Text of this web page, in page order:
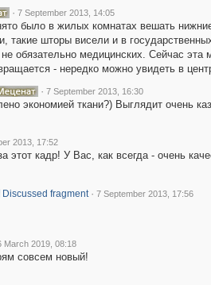
· 7 September 2013, 14:05
было в жилых комнатах вешать
такие шторы висели и в
обязательно медицинских. Сейчас эта
- нередко можно увидеть в
· 7 September 2013, 16:30
экономией ткани?) Выглядит очень
2013, 17:52
этот кадр! У Вас, как всегда - очень
Discussed fragment · 7 September 2013, 17:56
March 2019, 08:18
совсем новый!